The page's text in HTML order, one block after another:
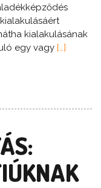
kialakulásának
egy vagy […]